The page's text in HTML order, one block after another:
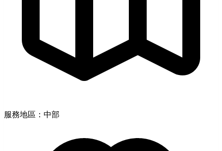
服務地區：中部